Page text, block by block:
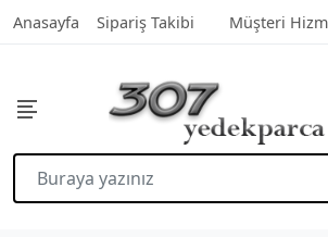
Anasayfa Sipariş Takibi Müşteri